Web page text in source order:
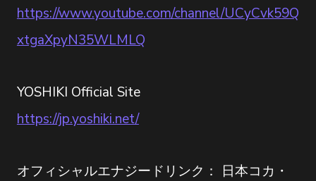
https://www.youtube.com/channel/UCyCvk59Q
xtgaXpyN35WLMLQ
YOSHIKI Official Site
https://jp.yoshiki.net/
オフィシャルエナジードリンク： 日本コカ・